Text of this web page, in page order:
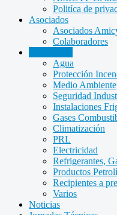
Politíca de
Asociados
Asociados
Colaboradores
Agua
Protección
Medio Ambiente
Seguridad
Instalaciones
Gases
Climatización
PRL
Electricidad
Refrigerantes,
Productos
Recipientes a
Varios
Noticias